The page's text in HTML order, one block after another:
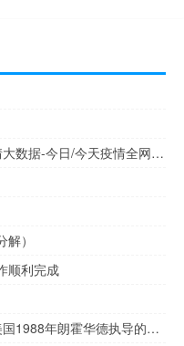
2023年10月15日陕西省宝鸡市疫情大数据-今日/今天疫情全网搜索最新实时消息动态情况通知播报
）
顺利完成
alexander wang美国（风云际会-美国1988年朗霍华德执导的奇幻冒险电影简介）